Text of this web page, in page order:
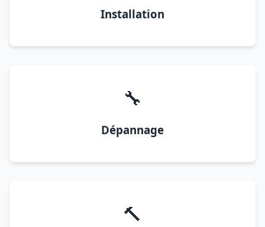
Installation
🔧
Dépannage
🔨